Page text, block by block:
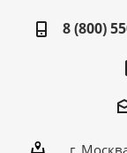
8 (800)
г.